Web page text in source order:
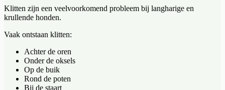
Klitten zijn een veelvoorkomend probleem bij langharige en
krullende honden.
Vaak ontstaan klitten:
Achter de oren
Onder de oksels
Op de buik
Rond de poten
Bij de staart